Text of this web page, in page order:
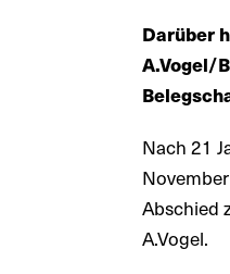
Darüber
A.Vogel/
Nach 21
Abschied
A.Vogel.